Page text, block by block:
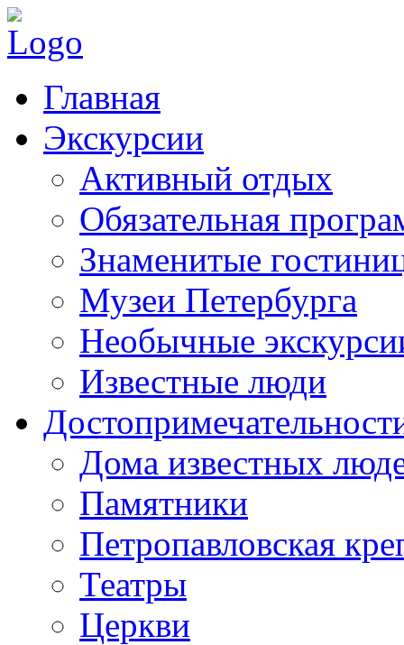
Главная
Экскурсии
Активный отдых
Обязательная
Знаменитые
Музеи Петербурга
Необычные
Известные люди
Дома известных
Памятники
Петропавловская
Театры
Церкви